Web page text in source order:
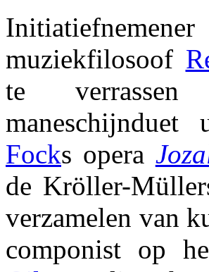
muziekfilosoof
te
maneschijnduet
Focks opera
de Kröller-
verzamelen van
componist op